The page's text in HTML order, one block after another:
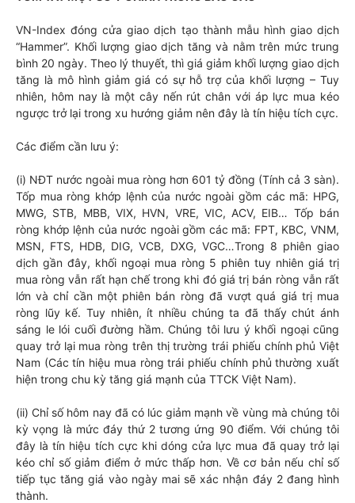
VN-Index đóng cửa giao dịch tạo thành mẫu hình giao dịch
“Hammer”. Khối lượng giao dịch tăng và nằm trên mức trung
bình 20 ngày. Theo lý thuyết, thì giá giảm khối lượng giao dịch
tăng là mô hình giảm giá có sự hỗ trợ của khối lượng – Tuy
nhiên, hôm nay là một cây nến rút chân với áp lực mua kéo
ngược trở lại trong xu hướng giảm nên đây là tín hiệu tích cực.
Các điểm cần lưu ý:
(i) NĐT nước ngoài mua ròng hơn 601 tỷ đồng (Tính cả 3 sàn).
Tốp mua ròng khớp lệnh của nước ngoài gồm các mã: HPG,
MWG, STB, MBB, VIX, HVN, VRE, VIC, ACV, EIB… Tốp bán
ròng khớp lệnh của nước ngoài gồm các mã: FPT, KBC, VNM,
MSN, FTS, HDB, DIG, VCB, DXG, VGC…Trong 8 phiên giao
dịch gần đây, khối ngoại mua ròng 5 phiên tuy nhiên giá trị
mua ròng vẫn rất hạn chế trong khi đó giá trị bán ròng vẫn rất
lớn và chỉ cần một phiên bán ròng đã vượt quá giá trị mua
ròng lũy kế. Tuy nhiên, ít nhiều chúng ta đã thấy chút ánh
sáng le lói cuối đường hầm. Chúng tôi lưu ý khối ngoại cũng
quay trở lại mua ròng trên thị trường trái phiếu chính phủ Việt
Nam (Các tín hiệu mua ròng trái phiếu chính phủ thường xuất
hiện trong chu kỳ tăng giá mạnh của TTCK Việt Nam).
(ii) Chỉ số hôm nay đã có lúc giảm mạnh về vùng mà chúng tôi
kỳ vọng là mức đáy thứ 2 tương ứng 90 điểm. Với chúng tôi
đây là tín hiệu tích cực khi dóng cửa lực mua đã quay trở lại
kéo chỉ số giảm điểm ở mức thấp hơn. Về cơ bản nếu chỉ số
tiếp tục tăng giá vào ngày mai sẽ xác nhận đáy 2 đang hình
thành.